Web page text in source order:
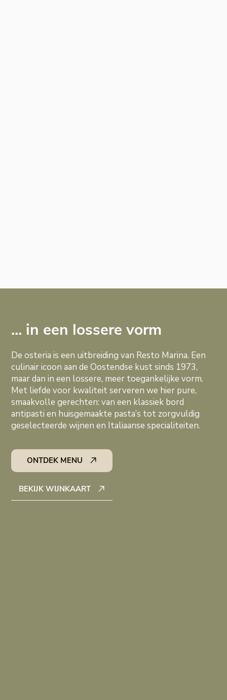
... in een lossere vorm
De osteria is een uitbreiding van Resto Marina. Een
culinair icoon aan de Oostendse kust sinds 1973,
maar dan in een lossere, meer toegankelijke vorm.
Met liefde voor kwaliteit serveren we hier pure,
smaakvolle gerechten: van een klassiek bord
antipasti en huisgemaakte pasta’s tot zorgvuldig
geselecteerde wijnen en Italiaanse specialiteiten.
ONTDEK MENU
BEKIJK WIJNKAART